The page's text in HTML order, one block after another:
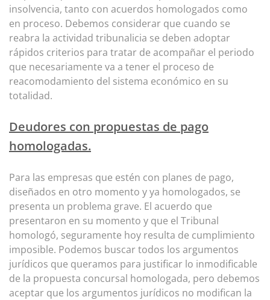
insolvencia, tanto con acuerdos homologados como
en proceso. Debemos considerar que cuando se
reabra la actividad tribunalicia se deben adoptar
rápidos criterios para tratar de acompañar el periodo
que necesariamente va a tener el proceso de
reacomodamiento del sistema económico en su
totalidad.
Deudores con propuestas de pago
homologadas.
Para las empresas que estén con planes de pago,
diseñados en otro momento y ya homologados, se
presenta un problema grave. El acuerdo que
presentaron en su momento y que el Tribunal
homologó, seguramente hoy resulta de cumplimiento
imposible. Podemos buscar todos los argumentos
jurídicos que queramos para justificar lo inmodificable
de la propuesta concursal homologada, pero debemos
aceptar que los argumentos jurídicos no modifican la